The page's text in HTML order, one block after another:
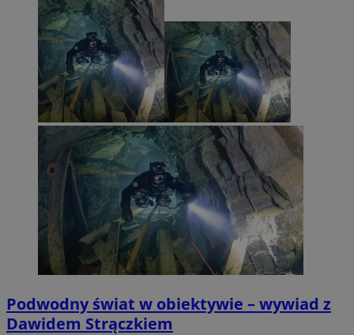
Podwodny świat w obiektywie – wywiad z
Dawidem Strączkiem